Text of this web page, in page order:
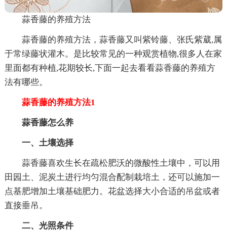
蒜香藤的养殖方法
蒜香藤的养殖方法，蒜香藤又叫紫铃藤、张氏紫葳,属
于常绿藤状灌木。是比较常见的一种观赏植物,很多人在家
里面都有种植,花期较长,下面一起去看看蒜香藤的养殖方
法有哪些。
蒜香藤的养殖方法1
蒜香藤怎么养
一、土壤选择
蒜香藤喜欢生长在疏松肥沃的微酸性土壤中，可以用
田园土、泥炭土进行均匀混合配制栽培土，还可以施加一
点基肥增加土壤基础肥力。花盆选择大小合适的吊盆或者
直接垂吊。
二、光照条件